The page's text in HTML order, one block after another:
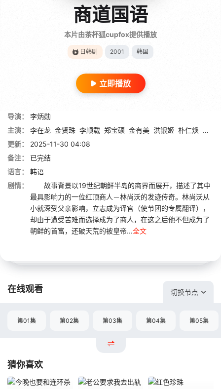
商道国语
本片由茶杯狐cupfox提供播放
日韩剧 2001 韩国
立即播放
导演：
李炳勋
主演：
李在龙 金贤珠 李顺载 郑宝硕 金有美 洪银姬 朴仁焕 朴赞
更新：
2025-11-30 04:08
备注：
已完结
语言：
韩语
剧情：
故事背景以19世纪朝鲜半岛的商界而展开，描述了其中
最具影响力的一位红顶商人－林尚沃的发迹传奇。林尚沃从
小就深受父亲影响，立志成为译官（使节团的专属翻译），
却由于遭受苦难而选择成为了商人，在这之后他不但成为了
朝鲜的首富，还破天荒的被皇帝...全文
在线观看 切换节点
第01集 第02集 第03集 第04集 第05集
猜你喜欢